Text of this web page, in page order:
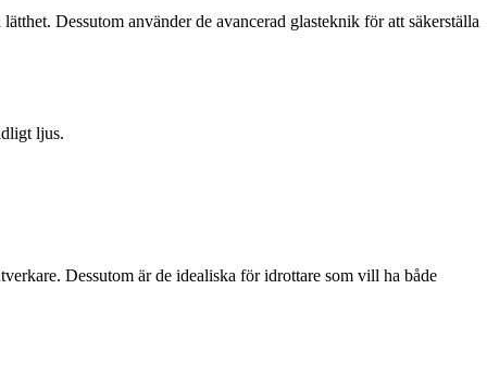
Dessutom använder de avancerad glasteknik för att säkerställa
ljus.
Dessutom är de idealiska för idrottare som vill ha både